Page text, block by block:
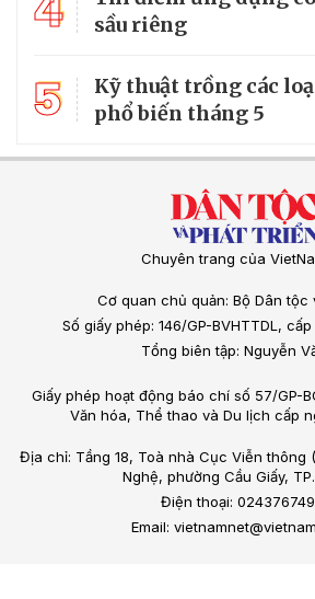
4
sầu riêng
5
Kỹ thuật trồng các
phổ biến tháng 5
Chuyên trang của
Cơ quan chủ quản: Bộ Dân tộc
Số giấy phép: 146/GP-BVHTTDL,
Tổng biên tập: Nguyễn
Giấy phép hoạt động báo chí số 57/GP-
Văn hóa, Thể thao và Du lịch cấp
Địa chỉ: Tầng 18, Toà nhà Cục Viễn thông
Nghệ, phường Cầu Giấy,
Điện thoại:
Email: